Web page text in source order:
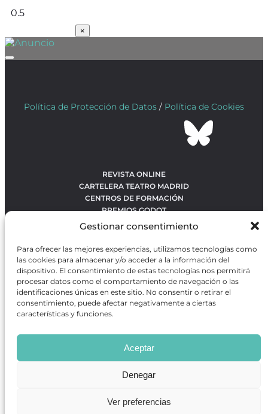
Gestionar consentimiento
Para ofrecer las mejores experiencias, utilizamos tecnologías como
las cookies para almacenar y/o acceder a la información del
dispositivo. El consentimiento de estas tecnologías nos permitirá
procesar datos como el comportamiento de navegación o las
identificaciones únicas en este sitio. No consentir o retirar el
consentimiento, puede afectar negativamente a ciertas
características y funciones.
Aceptar
Denegar
Ver preferencias
×
Política de Protección de Datos / Política de Cookies
REVISTA ONLINE
CARTELERA TEATRO MADRID
CENTROS DE FORMACIÓN
PREMIOS GODOT
CONTACTO
OBRAS MÁS VOTADAS
RANKING MEJORES OBRAS
BÚSQUEDA AVANZADA DE OBRAS
Revista GODOTes una revista independiente especializada
en información sobre artes escénicas de Madrid, gratuita y
que se distribuye en espacios escénicos, además de otros
puntos de interés turístico y de ocio de la capital.